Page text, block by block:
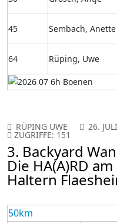
45 Sembach, Anette
64 Rüping, Uwe
RÜPING UWE 26.
ZUGRIFFE: 151
3. Backyard
Die HA(A)RD
Haltern
50km